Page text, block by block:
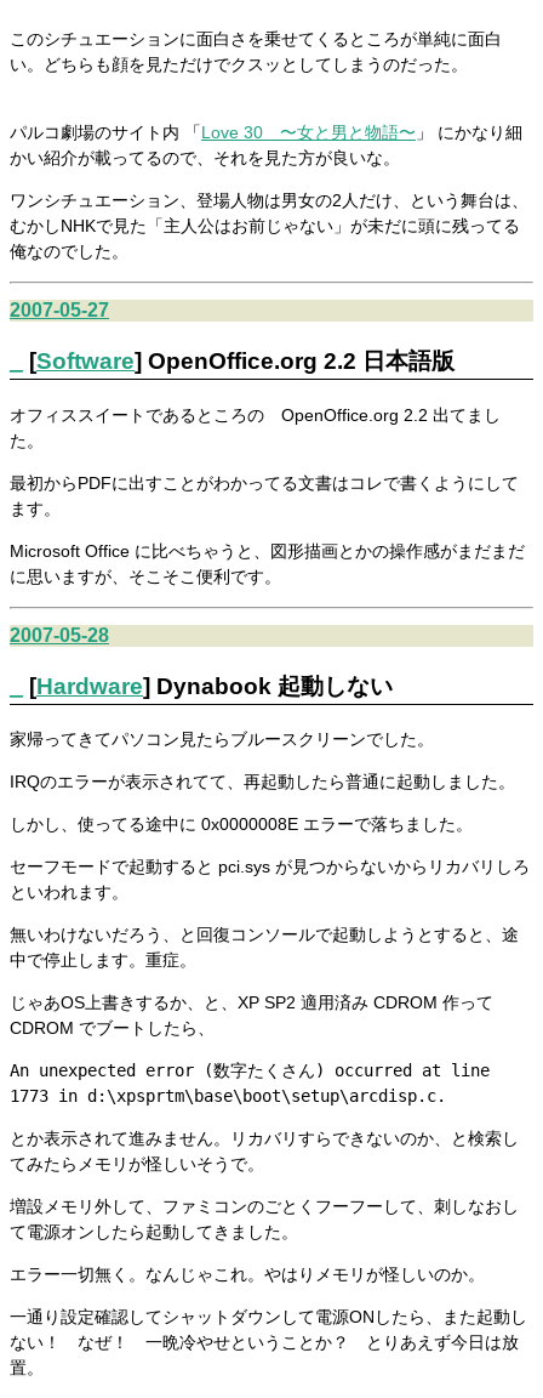
このシチュエーションに面白さを乗せてくるところが単純に面白
い。どちらも顔を見ただけでクスッとしてしまうのだった。
パルコ劇場のサイト内 「Love 30 〜女と男と物語〜 」 にかなり細
かい紹介が載ってるので、それを見た方が良いな。
ワンシチュエーション、登場人物は男女の2人だけ、という舞台は、
むかしNHKで見た「主人公はお前じゃない」が未だに頭に残ってる
俺なのでした。
2007-05-27
[Software] OpenOffice.org 2.2 日本語版
オフィススイートであるところの OpenOffice.org 2.2 出てまし
た。
最初からPDFに出すことがわかってる文書はコレで書くようにして
ます。
Microsoft Office に比べちゃうと、図形描画とかの操作感がまだまだ
に思いますが、そこそこ便利です。
2007-05-28
[Hardware] Dynabook 起動しない
家帰ってきてパソコン見たらブルースクリーンでした。
IRQのエラーが表示されてて、再起動したら普通に起動しました。
しかし、使ってる途中に 0x0000008E エラーで落ちました。
セーフモードで起動すると pci.sys が見つからないからリカバリしろ
といわれます。
無いわけないだろう、と回復コンソールで起動しようとすると、途
中で停止します。重症。
じゃあOS上書きするか、と、XP SP2 適用済み CDROM 作って
CDROM でブートしたら、
An unexpected error (数字たくさん) occurred at line
1773 in d:\xpsprtm\base\boot\setup\arcdisp.c.
とか表示されて進みません。リカバリすらできないのか、と検索し
てみたらメモリが怪しいそうで。
増設メモリ外して、ファミコンのごとくフーフーして、刺しなおし
て電源オンしたら起動してきました。
エラー一切無く。なんじゃこれ。やはりメモリが怪しいのか。
一通り設定確認してシャットダウンして電源ONしたら、また起動し
ない！ なぜ！ 一晩冷やせということか？ とりあえず今日は放
置。